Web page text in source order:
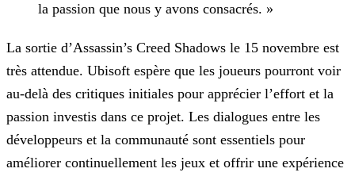
la passion que nous y avons consacrés. »
La sortie d’Assassin’s Creed Shadows le 15 novembre est
très attendue. Ubisoft espère que les joueurs pourront voir
au-delà des critiques initiales pour apprécier l’effort et la
passion investis dans ce projet. Les dialogues entre les
développeurs et la communauté sont essentiels pour
améliorer continuellement les jeux et offrir une expérience